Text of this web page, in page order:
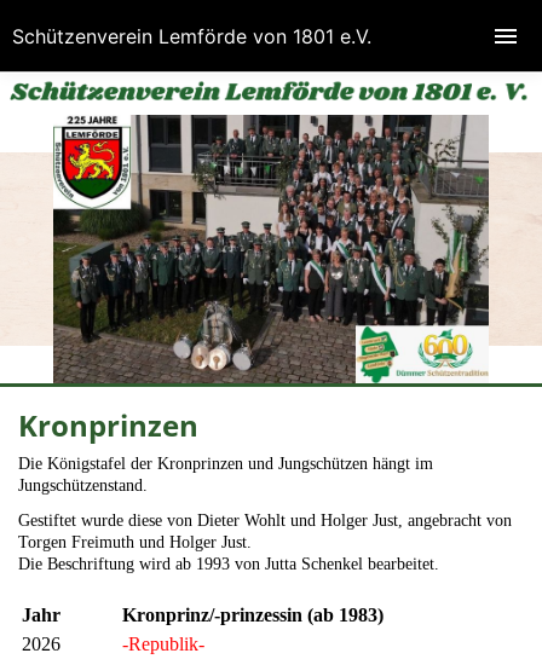
Kronprinzen
Die Königstafel der Kronprinzen und Jungschützen hängt im
Jungschützenstand.
Gestiftet wurde diese von Dieter Wohlt und Holger Just, angebracht von
Torgen Freimuth und Holger Just.
Die Beschriftung wird ab 1993 von Jutta Schenkel bearbeitet.
Jahr
Kronprinz/-prinzessin (ab 1983)
2026
-Republik-
Schützenverein Lemförde von 1801 e.V.